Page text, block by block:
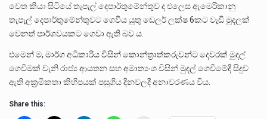
වෙත කියා සිටියේ තැපැල් දෙපාර්තුමේන්තුව ද එලෙස ඇමෙරිකානු
තැපැල් දෙපාර්තුමේන්තුවට ගෙවිය යුතු ඩෙලර් ලක්ෂ 6කට වැඩි මුදලක්
වෙනත් පාර්ශවයකට ගෙවා ඇති බව ය.
එමෙන් ම, මාර්ග අධිකාරිය විසින් කොන්ත්‍රාත්කරුවන්ට දෙවරක් මුදල්
ගෙවීමක් වැනි රාජ්‍ය ආයතන සහ අමාත්‍යංශ විසින් මුදල් ගෙවීමේදී සිදුව
ඇති අක්‍රමිකතා කිහිපයක් පසුගිය දිනවලදී අනාවරණය විය.
Share this: